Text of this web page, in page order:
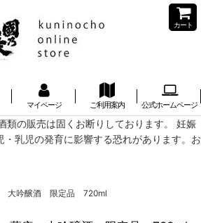
カート
マイページ ご利用案内 公式ホームページ
類の販売は固くお断りしております。 妊娠
・乳児の発育に影響する恐れがあります。お
大吟醸酒 限定品 720ml